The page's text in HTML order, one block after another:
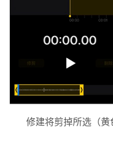
修建将剪掉所选（黄